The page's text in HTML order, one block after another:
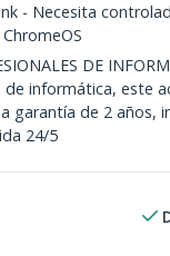
- Necesita
DE
informática, este
garantía de 2 años,
24/5